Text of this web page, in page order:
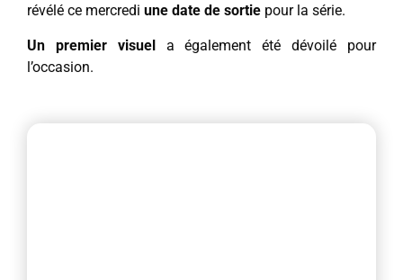
révélé ce mercredi une date de sortie pour la série.
Un premier visuela également été dévoilé pour
l’occasion.